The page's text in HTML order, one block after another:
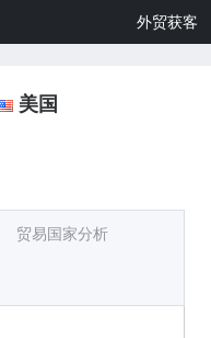
外贸获客
美国
贸易国家分析